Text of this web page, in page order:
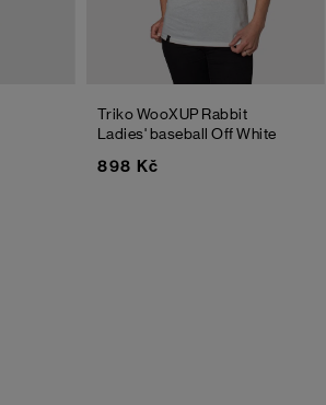
Triko WooXUP Rabbit
Ladies' baseballOff White
898 Kč